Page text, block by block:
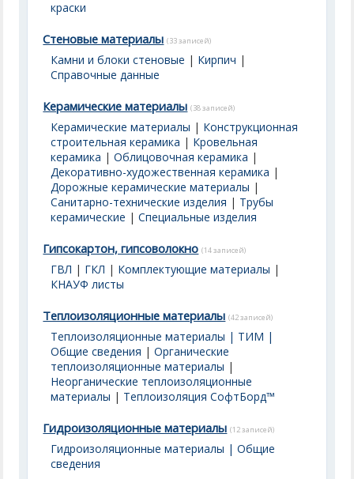
краски
Стеновые материалы (33 записей)
Камни и блоки стеновые | Кирпич |
Справочные данные
Керамические материалы (38 записей)
Керамические материалы | Конструкционная
строительная керамика | Кровельная
керамика |Облицовочная керамика |
Декоративно-художественная керамика |
Дорожные керамические материалы |
Санитарно-технические изделия | Трубы
керамические |Специальные изделия
Гипсокартон, гипсоволокно (14 записей)
ГВЛ | ГКЛ | Комплектующие материалы |
КНАУФ листы
Теплоизоляционные материалы (42 записей)
Теплоизоляционные материалы | ТИМ |
Общие сведения |Органические
теплоизоляционные материалы |
Неорганические теплоизоляционные
материалы | Теплоизоляция СофтБорд™
Гидроизоляционные материалы (12 записей)
Гидроизоляционные материалы | Общие
сведения